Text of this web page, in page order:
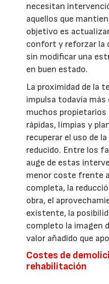
necesitan
aquellos que
objetivo es
confort y reforzar la
sin modificar una
en buen estado.
La proximidad de la
impulsa todavía
muchos
rápidas, limpias y
recuperar el uso de
reducido. Entre los
auge de estas
menor coste frente
completa, la
obra, el
existente, la
completo la imagen
valor añadido que
Costes de
rehabilitación